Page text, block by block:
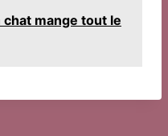
chat mange tout le